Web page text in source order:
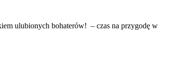
ulubionych bohaterów! – czas na przygodę w